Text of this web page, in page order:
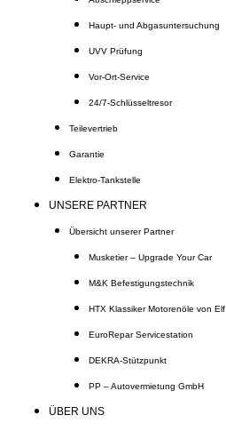
Haupt- und Abgasuntersuchung
UVV Prüfung
Vor-Ort-Service
24/7-Schlüsseltresor
Teilevertrieb
Garantie
Elektro-Tankstelle
UNSERE PARTNER
Übersicht unserer Partner
Musketier – Upgrade Your Car
M&K Befestigungstechnik
HTX Klassiker Motorenöle von Elf
EuroRepar Servicestation
DEKRA-Stützpunkt
PP – Autovermietung GmbH
ÜBER UNS